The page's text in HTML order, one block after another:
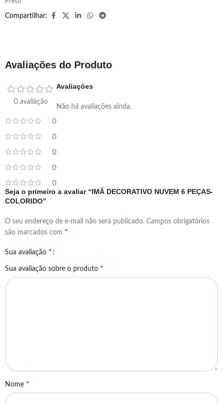
Compartilhar:
Avaliações do Produto
0 avaliação
0
0
0
0
0
Avaliações
Não há avaliações ainda.
Seja o primeiro a avaliar “IMÃ DECORATIVO NUVEM 6 PEÇAS-
COLORIDO”
O seu endereço de e-mail não será publicado. Campos obrigatórios
são marcados com *
Sua avaliação *
Sua avaliação sobre o produto *
Nome *